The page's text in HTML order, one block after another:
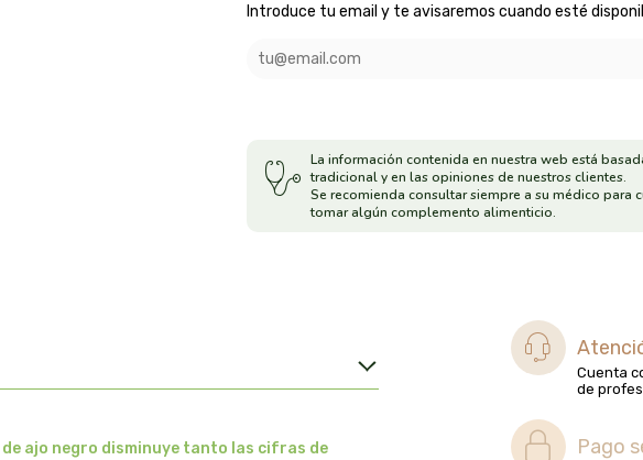
Introduce tu email y te avisaremos cuando esté
La información contenida en nuestra web está
tradicional y en las opiniones de nuestros clientes.
Se recomienda consultar siempre a su médico para
tomar algún complemento alimenticio.
ajo negro disminuye tanto las cifras de
Cuenta
de
Pago